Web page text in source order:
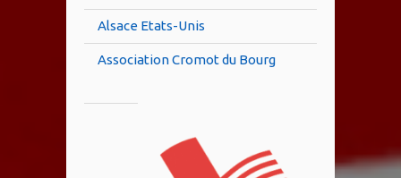
Alsace Etats-Unis
Association Cromot du Bourg